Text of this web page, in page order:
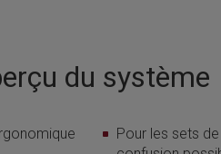
du système
Pour les sets